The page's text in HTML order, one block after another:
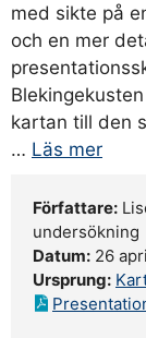
med sikte på
och en mer
kartan till den
… Läs mer
Författare:
undersökning
Datum: 26
Ursprung: